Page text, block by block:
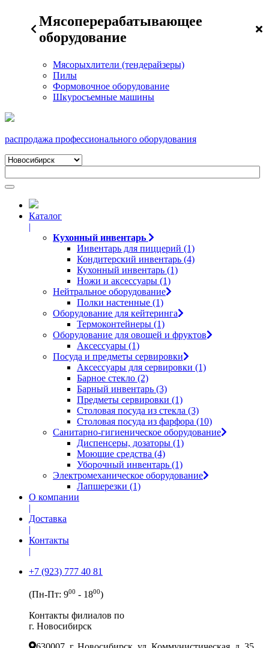
Мясоперерабатывающее
оборудование
Мясорыхлители (тендерайзеры)
Пилы
Формовочное оборудование
Шкуросъемные машины
распродажа профессионального оборудования
Каталог
|
Кухонный инвентарь
Инвентарь для пиццерий (1)
Кондитерский инвентарь (4)
Кухонный инвентарь (1)
Ножи и аксессуары (1)
Нейтральное оборудование
Полки настенные (1)
Оборудование для кейтеринга
Термоконтейнеры (1)
Оборудование для овощей и фруктов
Аксессуары (1)
Посуда и предметы сервировки
Аксессуары для сервировки (1)
Барное стекло (2)
Барный инвентарь (3)
Предметы сервировки (1)
Столовая посуда из стекла (3)
Столовая посуда из фарфора (10)
Санитарно-гигиеническое оборудование
Диспенсеры, дозаторы (1)
Моющие средства (4)
Уборочный инвентарь (1)
Электромеханическое оборудование
Лапшерезки (1)
О компании
|
Доставка
|
Контакты
|
+7 (923) 777 40 81
(Пн-Пт: 900 - 1800)
Контакты филиалов по
г. Новосибирск